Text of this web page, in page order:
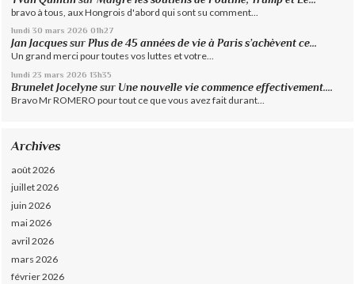
bravo à tous, aux Hongrois d'abord qui sont su comment...
lundi 30 mars 2026 01h27
Jan Jacques surPlus de 45 années de vie à Paris s’achèvent ce...
Un grand merci pour toutes vos luttes et votre...
lundi 23 mars 2026 13h35
Brunelet Jocelyne sur Une nouvelle vie commence effectivement....
Bravo Mr ROMERO pour tout ce que vous avez fait durant...
Archives
août 2026
juillet 2026
juin 2026
mai 2026
avril 2026
mars 2026
février 2026